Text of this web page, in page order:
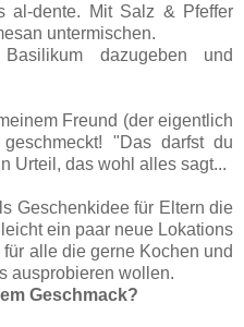
al-dente. Mit Salz & Pfeffer
untermischen.
dazugeben und
Freund (der eigentlich
"Das darfst du
Urteil, das wohl alles sagt...
Geschenkidee für Eltern die
ein paar neue Lokations
alle die gerne Kochen und
ausprobieren wollen.
Geschmack?